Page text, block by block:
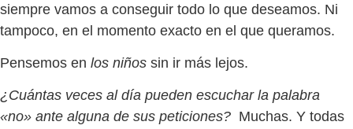
siempre vamos a conseguir todo lo que deseamos. Ni
tampoco, en el momento exacto en el que queramos.
Pensemos en los niños sin ir más lejos.
¿Cuántas veces al día pueden escuchar la palabra
«no» ante alguna de sus peticiones? Muchas. Y todas